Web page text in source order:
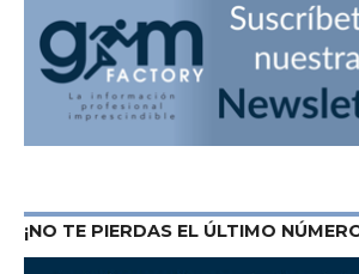
¡NO TE PIERDAS EL ÚLTIMO